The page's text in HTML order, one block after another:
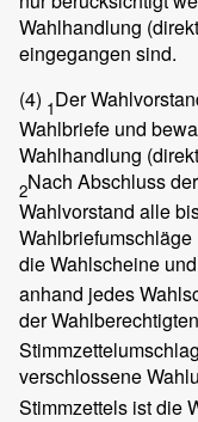
Wahlhandlung
eingegangen sind.
(4) 1Der
Wahlbriefe und
Wahlhandlung
2Nach Abschluss
Wahlvorstand alle
die Wahlscheine
anhand jedes
der
verschlossene
Stimmzettels ist die